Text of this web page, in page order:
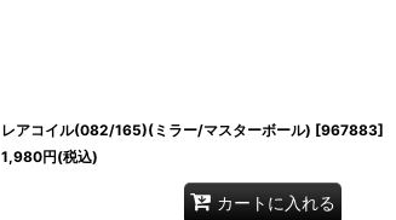
レアコイル(082/165)(ミラー/マスターボール) [967883]
1,980円(税込)
カートに入れる